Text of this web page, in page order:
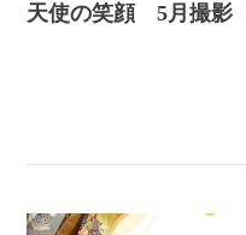
天使の笑顔 5月撮影